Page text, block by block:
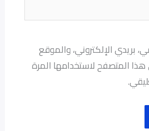
بريدي الإلكتروني، والموقع
هذا المتصفح لاستخدامها المرة